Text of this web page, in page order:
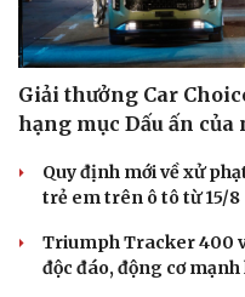
Giải thưởng Car
hạng mục Dấu ấn của
Quy định mới về xử
trẻ em trên ô tô từ 15/8
Triumph Tracker 400
độc đáo, động cơ mạnh